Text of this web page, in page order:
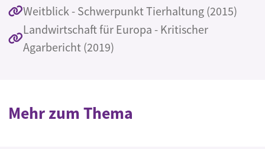
Weitblick - Schwerpunkt Tierhaltung (2015)
Landwirtschaft für Europa - Kritischer
Agarbericht (2019)
Mehr zum Thema